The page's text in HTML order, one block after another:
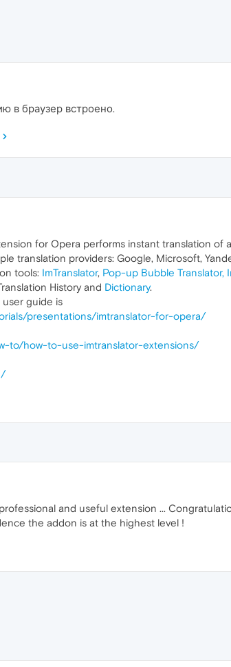
в браузер встроено.
for Opera performs instant translation
translation providers: Google, Microsoft,
tools: ImTranslator, Pop-up Bubble Translator,
History and Dictionary.
guide is
presentations/imtranslator-for-opera/
to/how-to-use-imtranslator-extensions/
and useful extension ...
the addon is at the highest level !